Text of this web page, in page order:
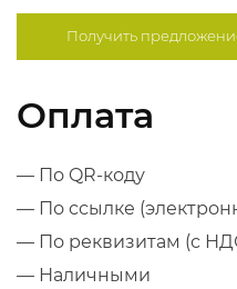
Получить
Оплата
— По QR-коду
— По ссылке
— По реквизитам (с
— Наличными